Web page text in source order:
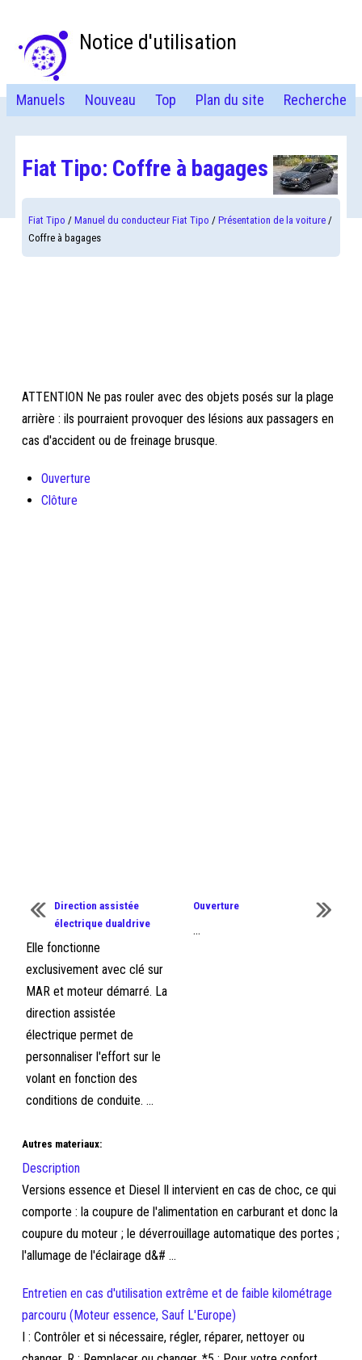
Notice d'utilisation
Manuels Nouveau Top Plan du site Recherche
Fiat Tipo: Coffre à bagages
Fiat Tipo /Manuel du conducteur Fiat Tipo /Présentation de la voiture /
Coffre à bagages
ATTENTION Ne pas rouler avec des objets posés sur la plage
arrière : ils pourraient provoquer des lésions aux passagers en
cas d'accident ou de freinage brusque.
Ouverture
Clôture
Direction assistée
électrique dualdrive
Elle fonctionne
exclusivement avec clé sur
MAR et moteur démarré. La
direction assistée
électrique permet de
personnaliser l'effort sur le
volant en fonction des
conditions de conduite. ...
Ouverture
...
Autres materiaux:
Description
Versions essence et Diesel Il intervient en cas de choc, ce qui
comporte : la coupure de l'alimentation en carburant et donc la
coupure du moteur ; le déverrouillage automatique des portes ;
l'allumage de l'éclairage d&# ...
Entretien en cas d'utilisation extrême et de faible kilométrage
parcouru (Moteur essence, Sauf L'Europe)
I : Contrôler et si nécessaire, régler, réparer, nettoyer ou